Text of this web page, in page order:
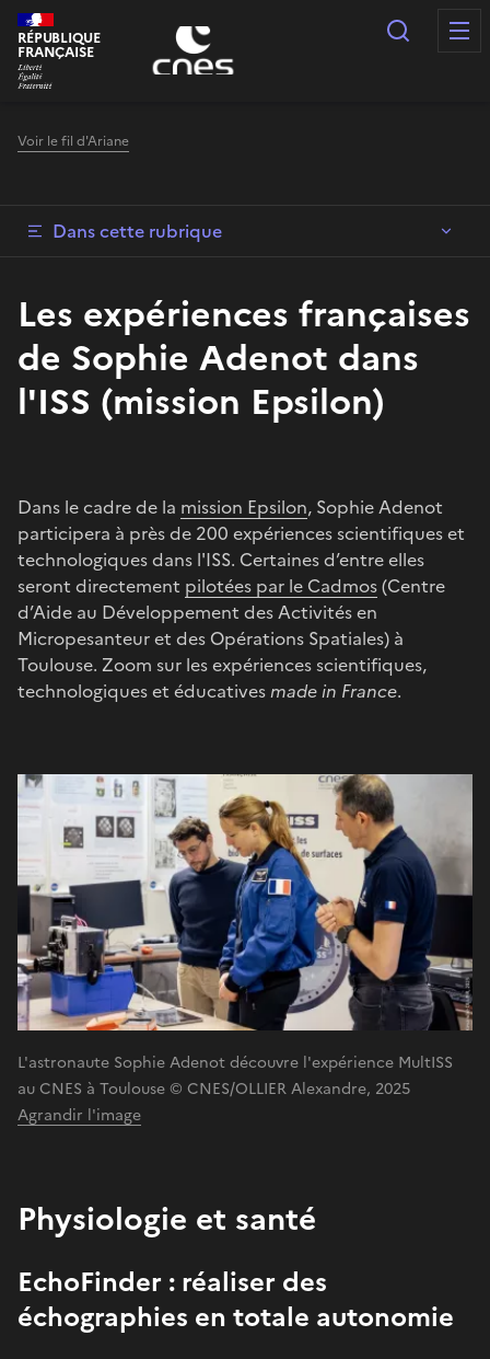
Panneau de gestion des cookies
RÉPUBLIQUE
FRANÇAISE
Voir le fil d'Ariane
Dans cette rubrique
Les expériences françaises
de Sophie Adenot dans
l'ISS (mission Epsilon)
Dans le cadre de la mission Epsilon, Sophie Adenot
participera à près de 200 expériences scientifiques et
technologiques dans l'ISS. Certaines d’entre elles
seront directement pilotées par le Cadmos(Centre
d’Aide au Développement des Activités en
Micropesanteur et des Opérations Spatiales) à
Toulouse. Zoom sur les expériences scientifiques,
technologiques et éducativesmade in France.
L'astronaute Sophie Adenot découvre l'expérience MultISS
au CNES à Toulouse © CNES/OLLIER Alexandre, 2025
Agrandir l'image
Physiologie et santé
EchoFinder : réaliser des
échographies en totale autonomie